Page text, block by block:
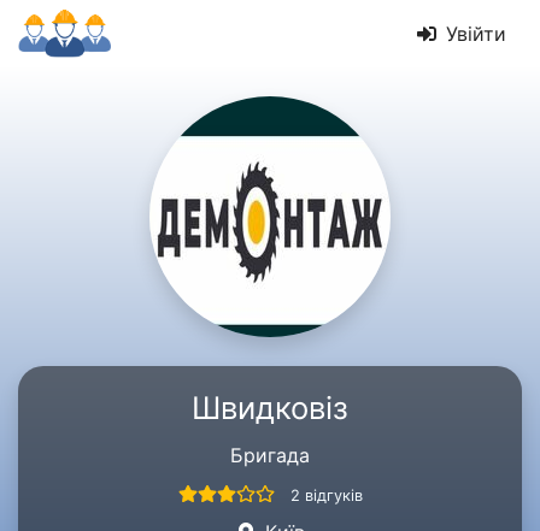
Увійти
Швидковіз
Бригада
2 відгуків